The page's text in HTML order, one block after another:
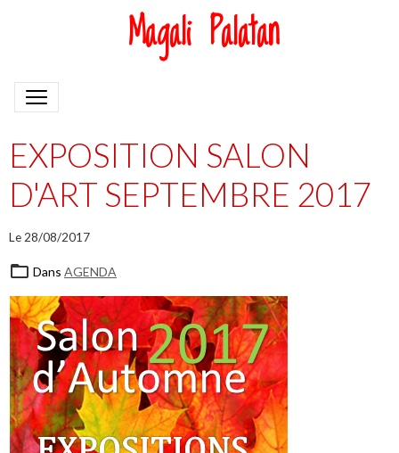
Magali Palatan
EXPOSITION SALON
D'ART SEPTEMBRE 2017
Le 28/08/2017
Dans AGENDA